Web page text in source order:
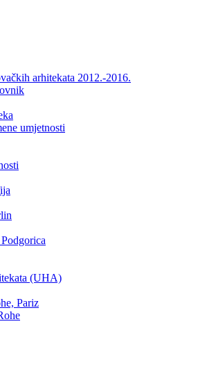
arhitekata 2012.-2016.
umjetnosti
(UHA)
Pariz